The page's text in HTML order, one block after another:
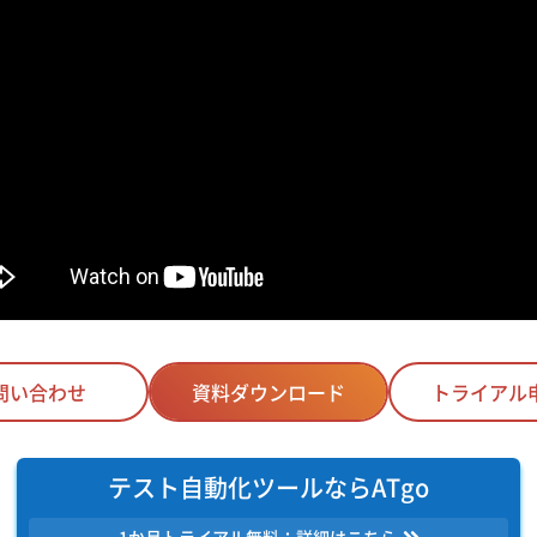
い合わせ 資料ダウンロード トライアル
テスト自動化ツールならATgo